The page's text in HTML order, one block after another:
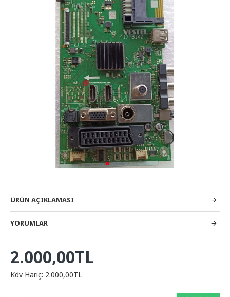
ÜRÜN AÇIKLAMASI
YORUMLAR
2.000,00TL
Kdv Hariç: 2.000,00TL